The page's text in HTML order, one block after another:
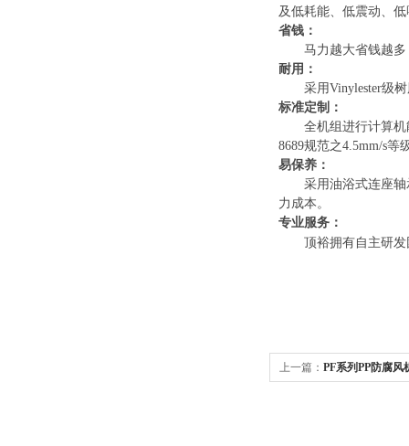
及低耗能、低震动、
省钱：
马力越大省钱越多
耐用：
采用Vinylester级
标准定制：
全机组进行计算
8689规范之4.5mm/s等
易保养：
采用油浴式连座
力成本。
专业服务：
顶裕拥有自主研
上一篇： PF系列PP防腐风